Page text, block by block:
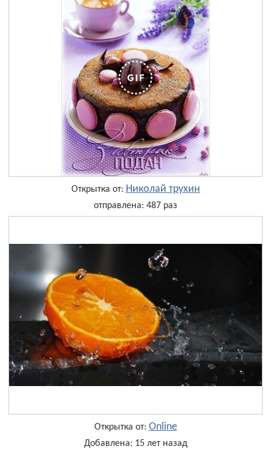
Открытка от: Николай трухин
отправлена: 487 раз
Открытка от: Online
Добавлена: 15 лет назад